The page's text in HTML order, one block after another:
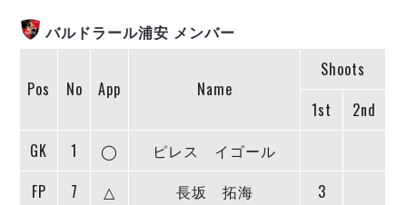
メットライフ生命Ｆ２リーグ
順位表
警告・退場・出場停止選手
個人ランキング｜シュート
ボアルース長野
シュライカー大阪
メットライフ生命Ｆ２リーグ
リーグ概要
大会概要
クラブライセンス関連
過去の記録 ARCHIVE
過去の試合記録
ディビジョン2 試合記録
Ｆリーグカップ 試合記録
プロジェクト PROJECT
ABeam AWARD
バルドラール浦安 メンバー
Pos No App Name
Shoots
1st
2nd
GK
1 ◯
ピレス イゴール
FP
7 △ 長坂 拓海
3